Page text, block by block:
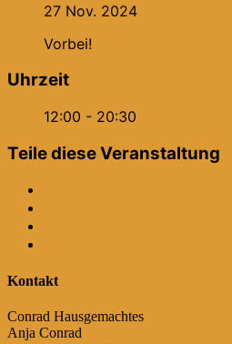
27 Nov. 2024
Vorbei!
Uhrzeit
12:00 - 20:30
Teile diese Veranstaltung
Kontakt
Conrad Hausgemachtes
Anja Conrad